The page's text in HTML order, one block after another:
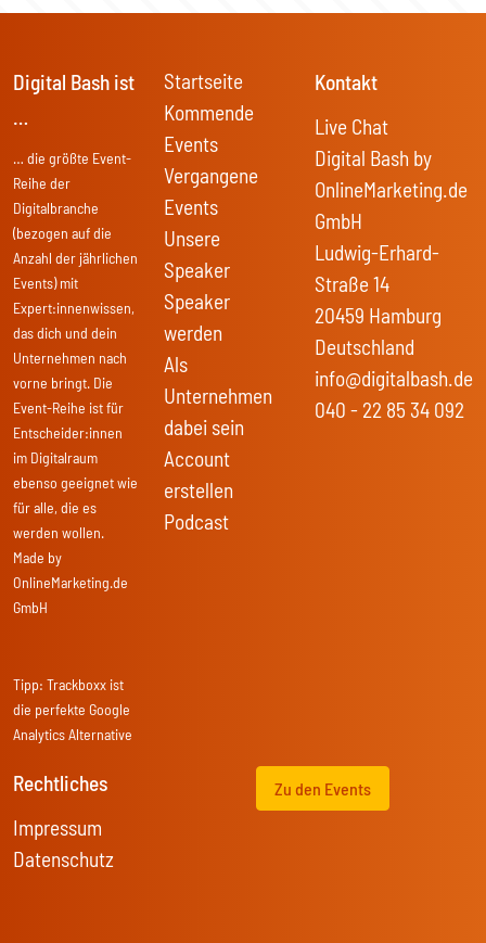
Digital Bash ist
…
… die größte Event-
Reihe der
Digitalbranche
(bezogen auf die
Anzahl der jährlichen
Events) mit
Expert:innenwissen,
das dich und dein
Unternehmen nach
vorne bringt. Die
Event-Reihe ist für
Entscheider:innen
im Digitalraum
ebenso geeignet wie
für alle, die es
werden wollen.
Made by
OnlineMarketing.de
GmbH
Tipp: Trackboxx ist
die perfekte Google
Analytics Alternative
Startseite
Kommende
Events
Vergangene
Events
Unsere
Speaker
Speaker
werden
Als
Unternehmen
dabei sein
Account
erstellen
Podcast
Kontakt
Live Chat
Digital Bash by
OnlineMarketing.de
GmbH
Ludwig-Erhard-
Straße 14
20459 Hamburg
Deutschland
info@digitalbash.de
040 - 22 85 34 092
Rechtliches
Impressum
Datenschutz
Zu den Events